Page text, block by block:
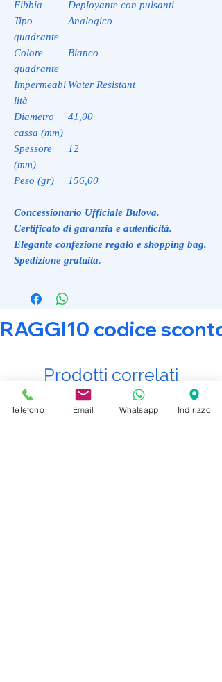
Fibbia
Deployante con pulsanti
Tipo
quadrante
Analogico
Colore
quadrante
Bianco
Impermeabi
lità
Water Resistant
Diametro
cassa (mm)
41,00
Spessore
(mm)
12
Peso (gr) 156,00
Concessionario Ufficiale Bulova.
Certificato di garanzia e autenticità.
Elegante confezione regalo e shopping bag.
Spedizione gratuita.
RAGGI10 codice
Prodotti correlati
Telefono Email Whatsapp Indirizzo